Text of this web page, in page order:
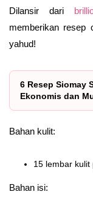
Dilansir dari
memberikan resep
yahud!
6 Resep Siomay
Ekonomis dan
Bahan kulit:
15 lembar kulit
Bahan isi: